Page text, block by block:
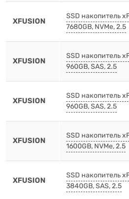
XFUSION
SSD накопитель
7680GB, NVMe, 2.5
XFUSION
SSD накопитель
960GB, SAS, 2.5
XFUSION
SSD накопитель
960GB, SAS, 2.5
XFUSION
SSD накопитель
1600GB, NVMe, 2.5
XFUSION
SSD накопитель
3840GB, SAS, 2.5